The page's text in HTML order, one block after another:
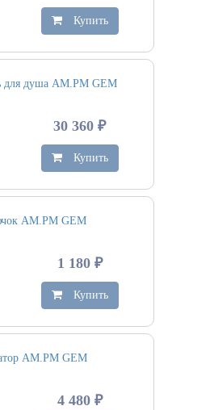
Купить
для душа AM.PM GEM
30 360 ₽
Купить
AM.PM GEM
1 180 ₽
Купить
AM.PM GEM
4 480 ₽